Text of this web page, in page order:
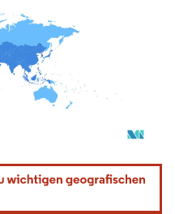
erfordert Namensnennung gemäß